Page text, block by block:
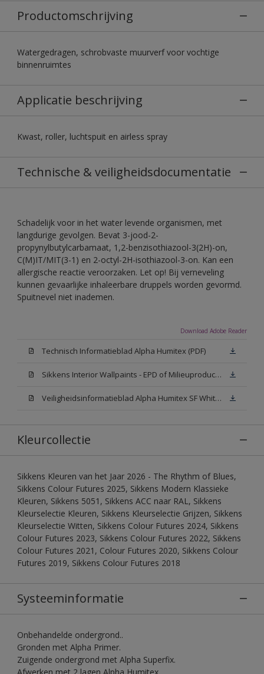
Productomschrijving
Watergedragen, schrobvaste muurverf voor vochtige
binnenruimtes
Applicatie beschrijving
Kwast, roller, luchtspuit en airless spray
Technische & veiligheidsdocumentatie
Schadelijk voor in het water levende organismen, met
langdurige gevolgen. Bevat 3-jood-2-
propynylbutylcarbamaat, 1,2-benzisothiazool-3(2H)-on,
C(M)IT/MIT(3-1) en 2-octyl-2H-isothiazool-3-on. Kan een
allergische reactie veroorzaken. Let op! Bij verneveling
kunnen gevaarlijke inhaleerbare druppels worden gevormd.
Spuitnevel niet inademen.
Download Adobe Reader
Technisch Informatieblad Alpha Humitex (PDF)
Sikkens Interior Wallpaints - EPD of Milieuproductverklaring
Veiligheidsinformatieblad Alpha Humitex SF White W05 (MSDS)
Kleurcollectie
Sikkens Kleuren van het Jaar 2026 - The Rhythm of Blues,
Sikkens Colour Futures 2025, Sikkens Modern Klassieke
Kleuren, Sikkens 5051, Sikkens ACC naar RAL, Sikkens
Kleurselectie Kleuren, Sikkens Kleurselectie Grijzen, Sikkens
Kleurselectie Witten, Sikkens Colour Futures 2024, Sikkens
Colour Futures 2023, Sikkens Colour Futures 2022, Sikkens
Colour Futures 2021, Colour Futures 2020, Sikkens Colour
Futures 2019, Sikkens Colour Futures 2018
Systeeminformatie
Onbehandelde ondergrond..
Gronden met Alpha Primer.
Zuigende ondergrond met Alpha Superfix.